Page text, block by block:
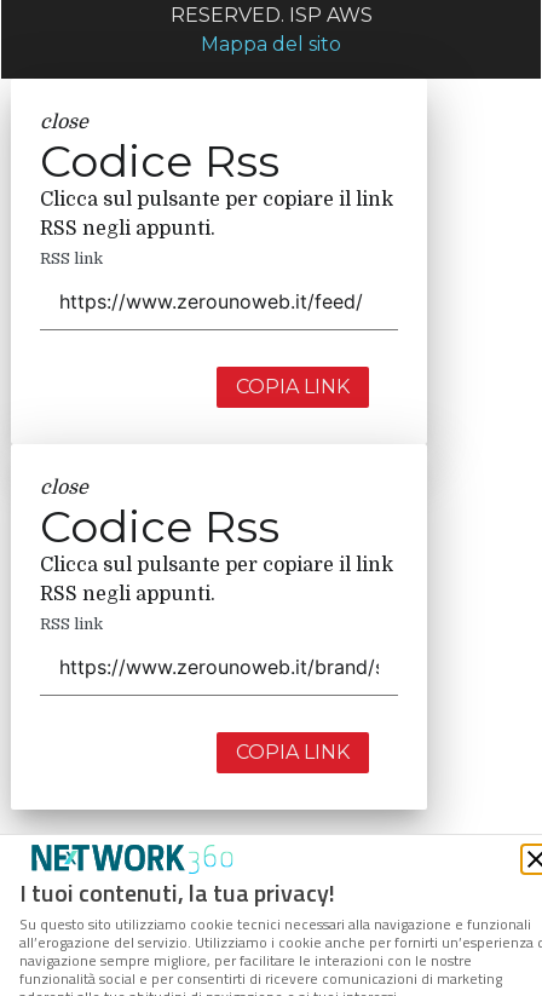
I tuoi contenuti, la tua privacy!
Su questo sito utilizziamo cookie tecnici necessari alla navigazione e funzionali
all’erogazione del servizio. Utilizziamo i cookie anche per fornirti un’esperienza
navigazione sempre migliore, per facilitare le interazioni con le nostre
funzionalità social e per consentirti di ricevere comunicazioni di marketing
RESERVED. ISP AWS
Mappa del sito
close
Codice Rss
Clicca sul pulsante per copiare il link
RSS negli appunti.
RSS link
COPIA LINK
close
Codice Rss
Clicca sul pulsante per copiare il link
RSS negli appunti.
RSS link
COPIA LINK